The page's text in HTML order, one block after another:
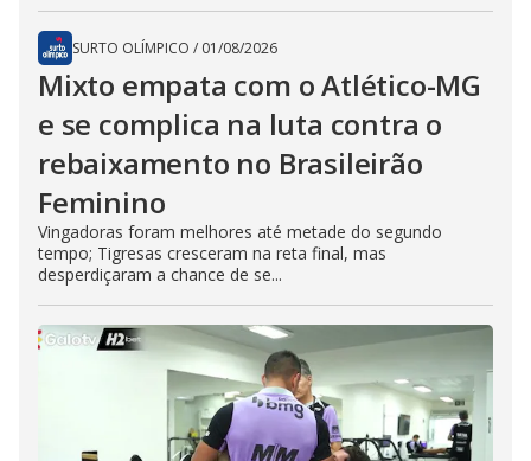
SURTO OLÍMPICO / 01/08/2026
Mixto empata com o Atlético-MG
e se complica na luta contra o
rebaixamento no Brasileirão
Feminino
Vingadoras foram melhores até metade do segundo
tempo; Tigresas cresceram na reta final, mas
desperdiçaram a chance de se...